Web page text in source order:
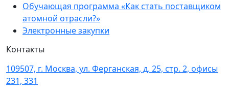
Обучающая программа «Как стать поставщиком
атомной отрасли?»
Электронные закупки
Контакты
109507, г. Москва, ул. Ферганская, д. 25, стр. 2, офисы
231, 331